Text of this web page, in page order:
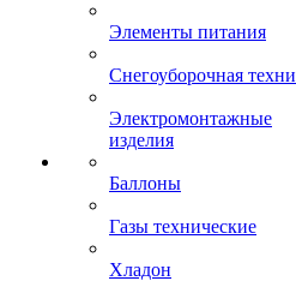
Элементы питания
Снегоуборочная
Электромонтажные
изделия
Баллоны
Газы технические
Хладон